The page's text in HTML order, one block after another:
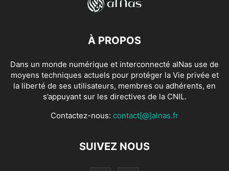
À PROPOS
Dans un monde numérique et interconnecté alNas use de
moyens techniques actuels pour protéger la Vie privée et
la liberté de ses utilisateurs, membres ou adhérents, en
s’appuyant sur les directives de la CNIL.
Contactez-nous: contact[@]alnas.fr
SUIVEZ NOUS